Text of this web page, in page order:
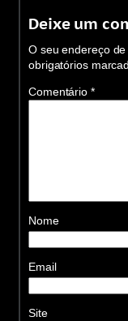
Deixe um
O seu endereço
obrigatórios
Comentário *
Nome
Email
Site